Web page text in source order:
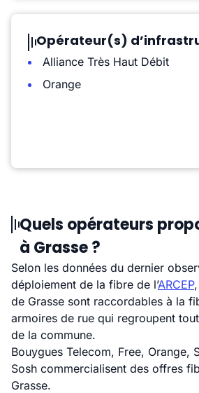
Opérateur(s)
Alliance Très Haut Débit
Orange
Quels opérateurs
à Grasse ?
Selon les données du dernier
déploiement de la fibre de l’ARCEP
de Grasse sont raccordables à la
armoires de rue qui regroupent
de la commune.
Bouygues Telecom, Free, Orange,
Sosh commercialisent des offres
Grasse.